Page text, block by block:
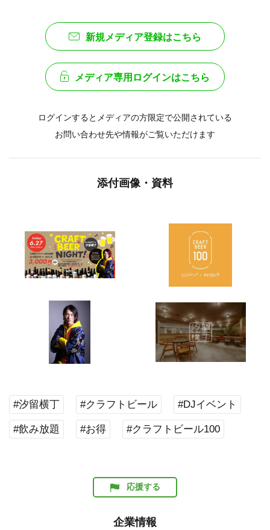
新規メディア登録はこちら
メディア専用ログインはこちら
ログインするとメディアの方限定で公開されている
お問い合わせ先や情報がご覧いただけます
添付画像・資料
#汐留横丁 #クラフトビール #DJイベント
#飲み放題 #お得 #クラフトビール100
応援する
企業情報